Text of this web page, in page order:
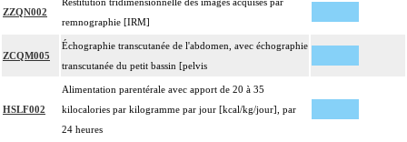
- définition des protocoles de remplissage
- décision de cardioplégie
- décision d'assistance circulatoire.
La suture d'un vaisseau inclut l'angioplastie d'élargissement.
Le pontage artériel inclut la thromboendartériectomie de contigüité.
Les actes sur le thorax, par thoracoscopie incluent l'évacuation de collection
ZZQN002
remnographie [IRM]
ZCQM005
Échographie transcutanée de l'abdomen, avec échographie
transcutanée du petit bassin [pelvis
HSLF002
Alimentation parentérale avec apport de 20 à 35
kilocalories par kilogramme par jour [kcal/kg/jour], par
24 heures